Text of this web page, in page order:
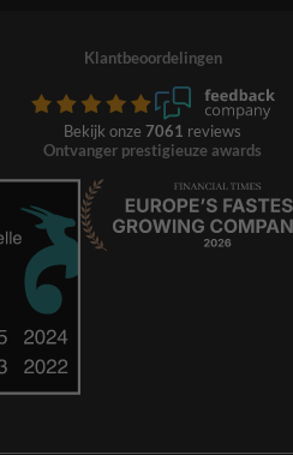
Klantbeoordelingen
Bekijk onze 7061 reviews
Ontvanger prestigieuze awards